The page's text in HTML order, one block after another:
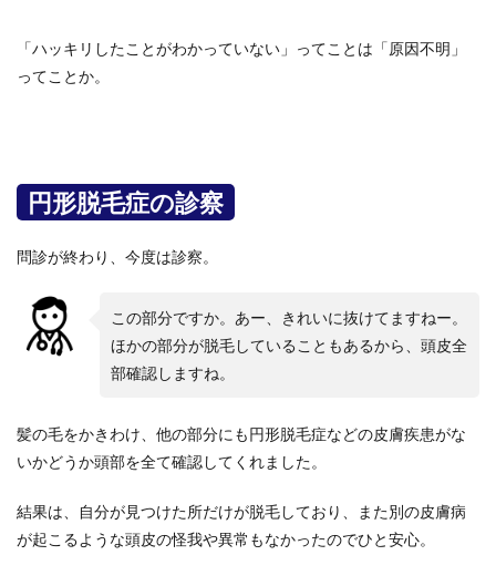
「ハッキリしたことがわかっていない」ってことは「原因不明」
ってことか。
円形脱毛症の診察
問診が終わり、今度は診察。
この部分ですか。あー、きれいに抜けてますねー。
ほかの部分が脱毛していることもあるから、頭皮全
部確認しますね。
髪の毛をかきわけ、他の部分にも円形脱毛症などの皮膚疾患がな
いかどうか頭部を全て確認してくれました。
結果は、自分が見つけた所だけが脱毛しており、また別の皮膚病
が起こるような頭皮の怪我や異常もなかったのでひと安心。